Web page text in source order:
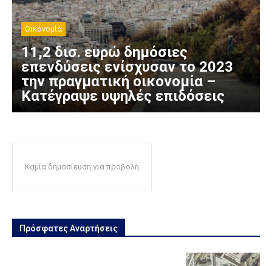
Οικονομία
11,2 δισ. ευρώ δημόσιες
επενδύσεις ενίσχυσαν το 2023
την πραγματική οικονομία –
Κατέγραψε υψηλές επιδόσεις
Καμία δημοσίευση για προβολή
Πρόσφατες Αναρτήσεις